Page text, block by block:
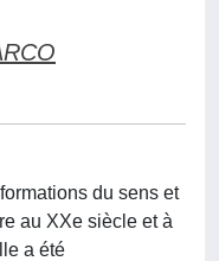
du sens et
au XXe siècle et à
a été